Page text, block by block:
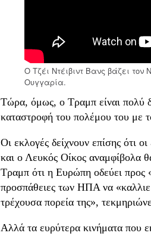
Ο Τζέι Ντέιβιντ Βανς βάζει
Ουγγαρία.
Τώρα, όμως, ο Τραμπ είναι πολύ
καταστροφή του πολέμου του με
Οι εκλογές δείχνουν επίσης ότι
και ο Λευκός Οίκος αναμφίβολα
Τραμπ ότι η Ευρώπη οδεύει προς
προσπάθειες των ΗΠΑ να
τρέχουσα πορεία της»,
Αλλά τα ευρύτερα κινήματα που